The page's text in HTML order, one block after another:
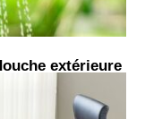
extérieure